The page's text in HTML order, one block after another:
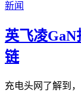
新闻
英飞凌
链
充电头网了解到